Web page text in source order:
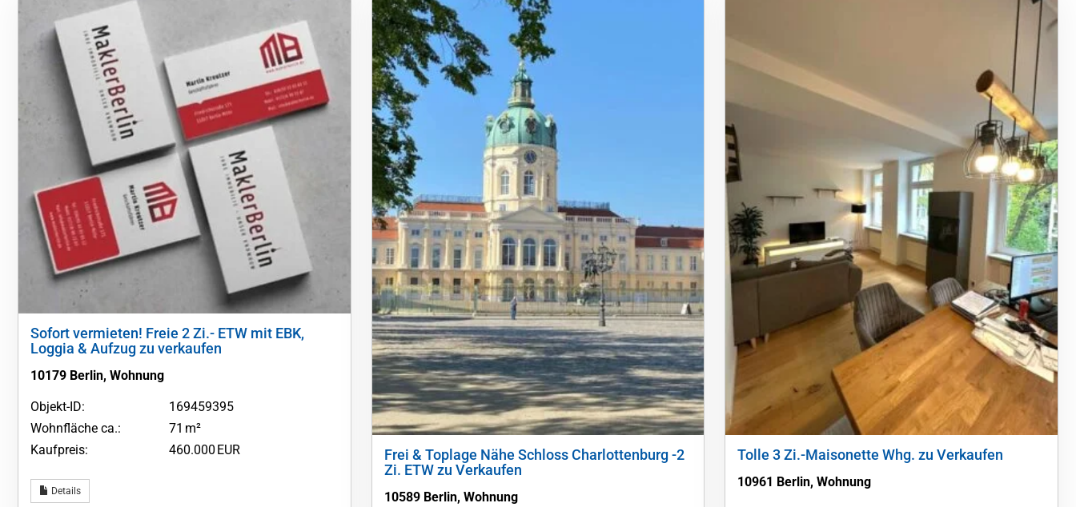
Sofort vermieten! Freie 2 Zi.- ETW mit EBK,
Loggia & Aufzug zu verkaufen
10179 Berlin, Wohnung
Objekt-ID:
169459395
Wohnfläche ca.:
71 m²
Kaufpreis:
460.000 EUR
Details
Frei & Toplage Nähe Schloss Charlottenburg -2
Zi. ETW zu Verkaufen
10589 Berlin, Wohnung
Tolle 3 Zi.-Maisonette Whg. zu Verkaufen
10961 Berlin, Wohnung